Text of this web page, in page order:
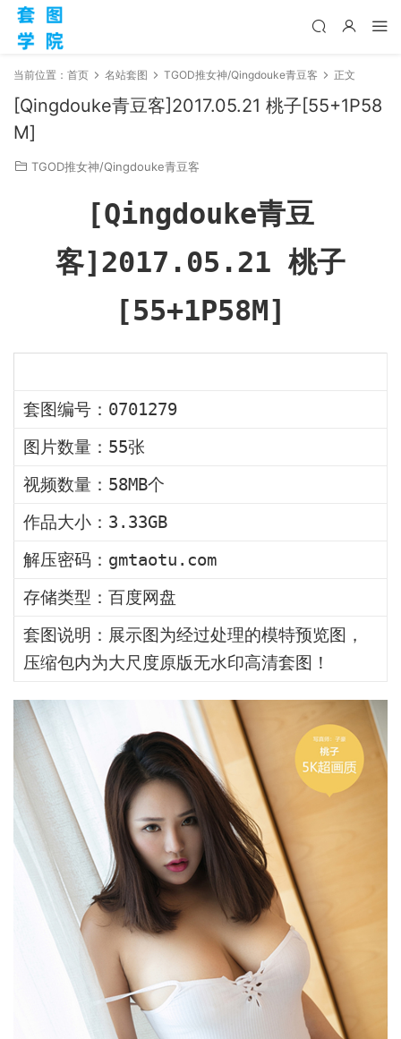
当前位置： 首页 名站套图 TGOD推女神/Qingdouke青豆客 正文
[Qingdouke青豆客]2017.05.21 桃子[55+1P58
M]
TGOD推女神/Qingdouke青豆客
[Qingdouke青豆
客]2017.05.21 桃子
[55+1P58M]
套图编号：0701279
图片数量：55张
视频数量：58MB个
作品大小：3.33GB
解压密码：gmtaotu.com
存储类型：百度网盘
套图说明：展示图为经过处理的模特预览图，
压缩包内为大尺度原版无水印高清套图！